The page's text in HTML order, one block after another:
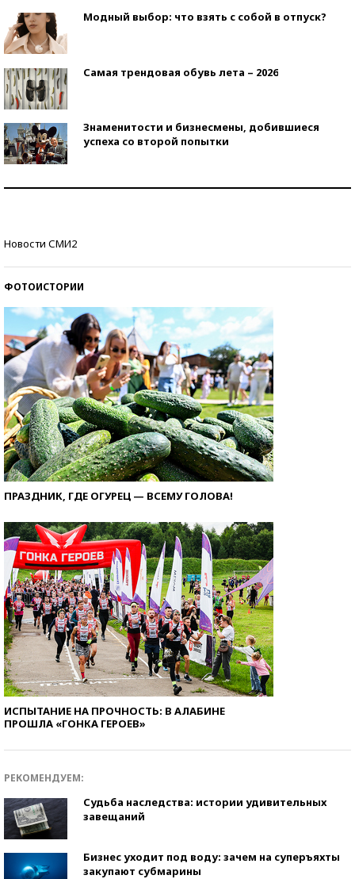
Модный выбор: что взять с собой в отпуск?
Самая трендовая обувь лета – 2026
Знаменитости и бизнесмены, добившиеся
успеха со второй попытки
Новости СМИ2
ФОТОИСТОРИИ
ПРАЗДНИК, ГДЕ ОГУРЕЦ — ВСЕМУ ГОЛОВА!
ИСПЫТАНИЕ НА ПРОЧНОСТЬ: В АЛАБИНЕ
ПРОШЛА «ГОНКА ГЕРОЕВ»
РЕКОМЕНДУЕМ:
Судьба наследства: истории удивительных
завещаний
Бизнес уходит под воду: зачем на суперъяхты
закупают субмарины